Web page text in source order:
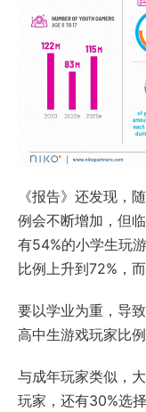
《报告》还发现，
例会不断增加，但
有54%的小学生玩
比例上升到72%，
要以学业为重，导
高中生游戏玩家比例
与成年玩家类似，
玩家，还有30%选